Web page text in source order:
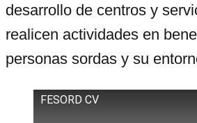
desarrollo de centros y
realicen actividades en
personas sordas y su
FESORD CV